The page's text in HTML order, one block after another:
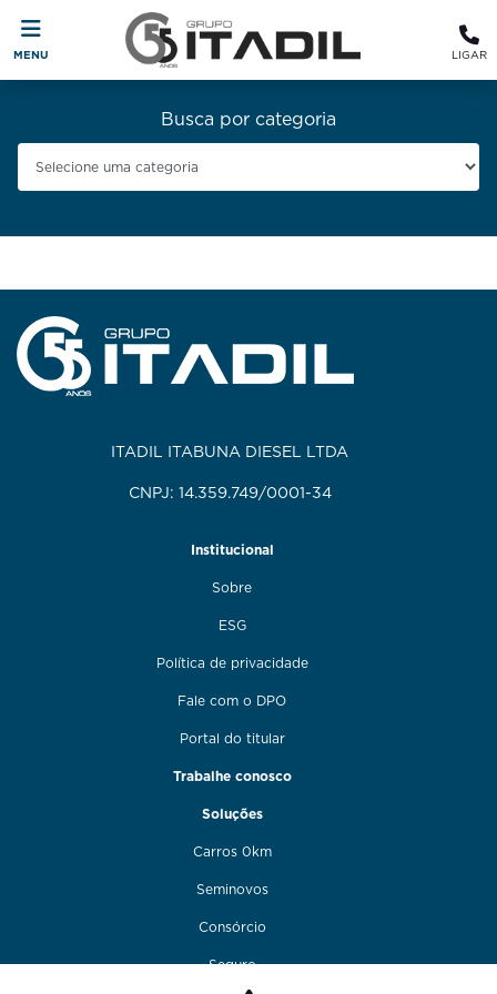
MENU LIGAR
Busca por categoria
ITADIL ITABUNA DIESEL LTDA
CNPJ: 14.359.749/0001-34
Institucional
Sobre
ESG
Política de privacidade
Fale com o DPO
Portal do titular
Trabalhe conosco
Soluções
Carros 0km
Seminovos
Consórcio
Seguro